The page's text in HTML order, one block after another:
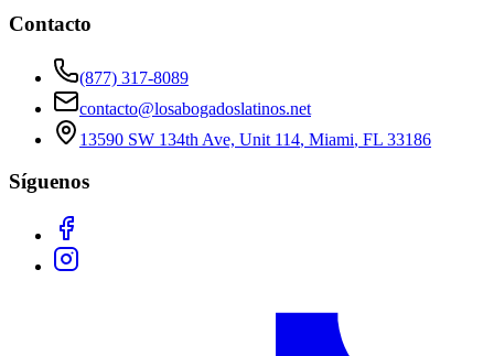
Contacto
(877) 317-8089
contacto@losabogadoslatinos.net
13590 SW 134th Ave, Unit 114, Miami, FL 33186
Síguenos